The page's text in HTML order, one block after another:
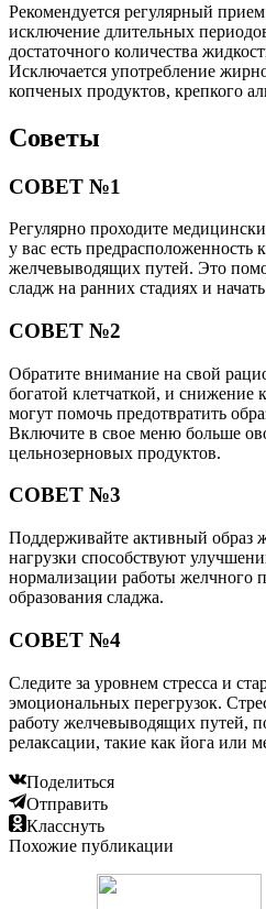
Рекомендуется регулярный
исключение длительных
достаточного количества
Исключается употребление
копченых продуктов, крепкого
Советы
СОВЕТ №1
Регулярно проходите
у вас есть предрасположенность
желчевыводящих путей. Это
сладж на ранних стадиях и
СОВЕТ №2
Обратите внимание на свой
богатой клетчаткой, и
могут помочь предотвратить
Включите в свое меню больше
цельнозерновых продуктов.
СОВЕТ №3
Поддерживайте активный образ
нагрузки способствуют
нормализации работы желчного
образования сладжа.
СОВЕТ №4
Следите за уровнем стресса и
эмоциональных перегрузок.
работу желчевыводящих путей,
релаксации, такие как йога или
Поделиться
Отправить
Класснуть
Похожие публикации